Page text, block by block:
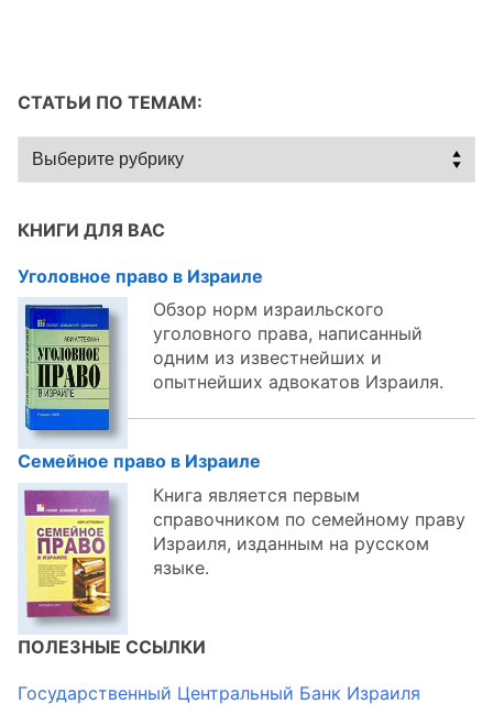
СТАТЬИ ПО ТЕМАМ:
Статьи
по
КНИГИ ДЛЯ ВАС
Уголовное право в Израиле
Обзор норм израильского
уголовного права, написанный
одним из известнейших и
опытнейших адвокатов Израиля.
Семейное право в Израиле
Книга является первым
справочником по семейному праву
Израиля, изданным на русском
языке.
ПОЛЕЗНЫЕ ССЫЛКИ
Государственный Центральный Банк Израиля